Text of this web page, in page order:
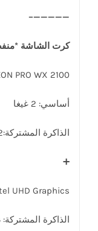
—————–
كرت الشاشة
PRO WX 2100
أساسي: 2 غيغا
الذاكرة المشتركة:12 غيغا
➕
UHD Graphics
الذاكرة المشتركة: 4 غيغا